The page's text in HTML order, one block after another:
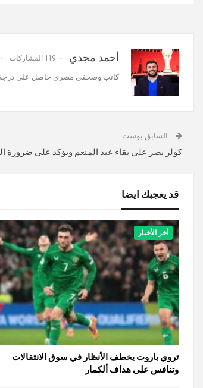
أحمد مجدي 119 المشاركات
كاتب وصحفي مصرى حاصل علي درجة
السابق بوست
كولر يصر على بقاء عبد المنعم ويؤكد على ضرورة
قد يعجبك ايضا
أخر الأخبار
تروي باروت يخطف الأنظار في سوق الانتقالات
وتنافس على هداف ألكمار